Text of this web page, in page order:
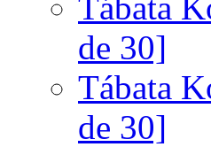
de 30]
Tábata
de 30]